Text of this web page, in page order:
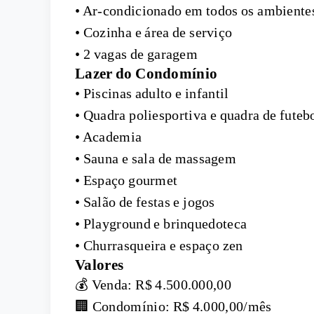
• Ar-condicionado em todos os
• Cozinha e área de serviço
• 2 vagas de garagem
Lazer do Condomínio
• Piscinas adulto e infantil
• Quadra poliesportiva e quadra de
• Academia
• Sauna e sala de massagem
• Espaço gourmet
• Salão de festas e jogos
• Playground e brinquedoteca
• Churrasqueira e espaço zen
Valores
💰 Venda: R$ 4.500.000,00
🏢 Condomínio: R$ 4.000,00/mês